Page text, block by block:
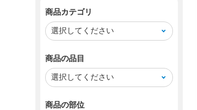
商品カテゴリ
商品の品目
商品の部位